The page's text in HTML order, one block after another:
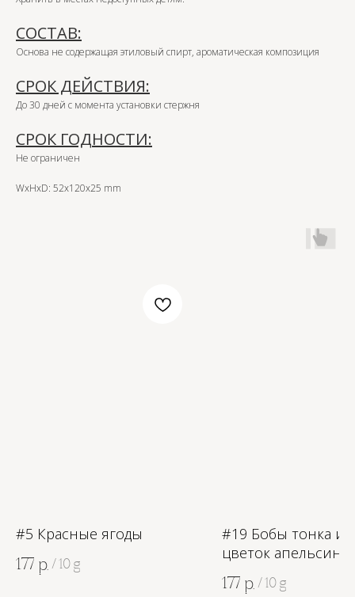
СОСТАВ:
Основа не содержащая этиловый спирт, ароматическая композиция
СРОК ДЕЙСТВИЯ:
До 30 дней с момента установки стержня
СРОК ГОДНОСТИ:
Не ограничен
WxHxD: 52x120x25 mm
#5 Красные ягоды
177 р. / 10 g
#19 Бобы тонка и
цветок апельсина
177 р. / 10 g